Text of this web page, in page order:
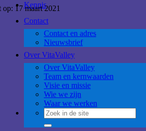
Kennis
Contact
Contact en adres
Nieuwsbrief
Over VitaValley
Over VitaValley
Team en kernwaarden
Visie en missie
Wie we zijn
Waar we werken
op: 17 maart 2021